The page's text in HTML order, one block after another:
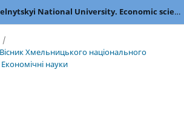
Herald of Khmelnytskyi National University. Economic sciences
/
Хмельницького національного
Економічні науки